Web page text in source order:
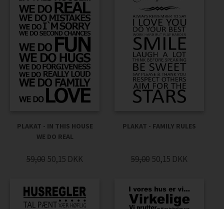
PLAKAT - IN THIS HOUSE
WE DO REAL
59,00 50,15 DKK
PLAKAT - FAMILY RULES
59,00 50,15 DKK